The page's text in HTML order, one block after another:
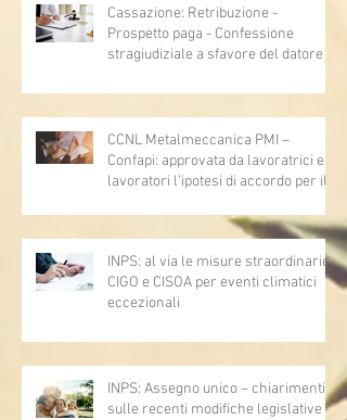
Cassazione: Retribuzione -
Prospetto paga - Confessione
stragiudiziale a sfavore del datore di
articoli 1362, 2697, 2730, 2732, 2734
e 2735)
CCNL Metalmeccanica PMI –
Confapi: approvata da lavoratrici e
lavoratori l’ipotesi di accordo per il
INPS: al via le misure straordinarie
CIGO e CISOA per eventi climatici
eccezionali
INPS: Assegno unico – chiarimenti
sulle recenti modifiche legislative